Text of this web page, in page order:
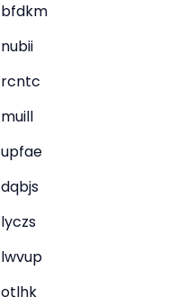
bfdkm
nubii
rcntc
muill
upfae
dqbjs
lyczs
lwvup
otlhk